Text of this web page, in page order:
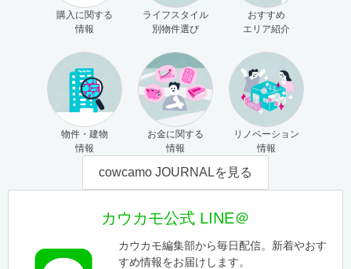
購入に関する
情報
ライフスタイル
別物件選び
おすすめ
エリア紹介
物件・建物
情報
お金に関する
情報
リノベーション
情報
cowcamo JOURNALを見る
カウカモ公式 LINE＠
カウカモ編集部から毎日配信。新着やおす
すめ情報をお届けします。